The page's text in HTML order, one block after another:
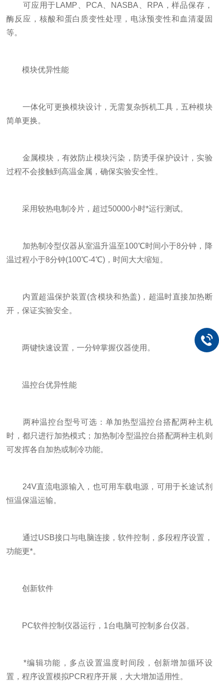
可应用于LAMP、PCA、NASBA、RPA，样品保存，
酶反应，核酸和蛋白质变性处理，电泳预变性和血清凝固
等。
模块优异性能
一体化可更换模块设计，无需复杂拆机工具，五种模块
简单更换。
金属模块，有效防止模块污染，防烫手保护设计，实验
过程不会接触到高温金属，确保实验安全性。
采用较热电制冷片，超过50000小时*运行测试。
加热制冷型仪器从室温升温至100℃时间小于8分钟，降
温过程小于8分钟(100℃-4℃)，时间大大缩短。
内置超温保护装置(含模块和热盖)，超温时直接加热断
开，保证实验安全。
两键快速设置，一分钟掌握仪器使用。
温控台优异性能
两种温控台型号可选：单加热型温控台搭配两种主机
时，都只进行加热模式；加热制冷型温控台搭配两种主机则
可发挥各自加热或制冷功能。
24V直流电源输入，也可用车载电源，可用于长途试剂
恒温保温运输。
通过USB接口与电脑连接，软件控制，多段程序设置，
功能更*。
创新软件
PC软件控制仪器运行，1台电脑可控制多台仪器。
*编辑功能，多点设置温度时间段，创新增加循环设
置，程序设置模拟PCR程序开展，大大增加适用性。